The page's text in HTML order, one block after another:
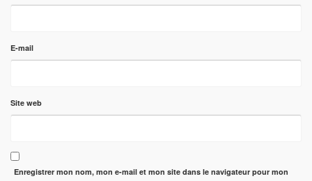
E-mail
Site web
Enregistrer mon nom, mon e-mail et mon site dans le navigateur pour mon